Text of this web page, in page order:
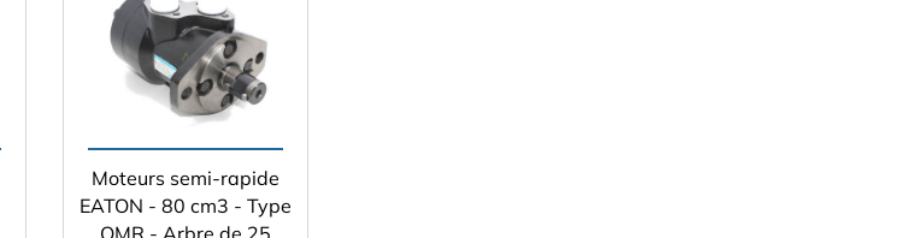
Moteurs semi-rapide
EATON - 80 cm3 - Type